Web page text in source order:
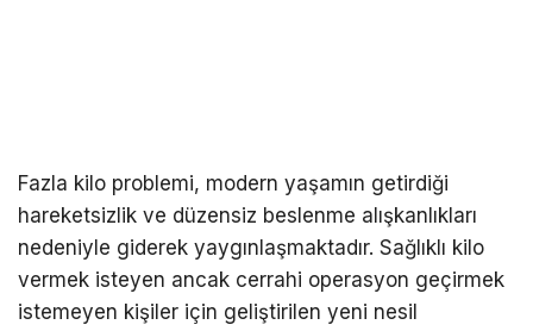
Fazla kilo problemi, modern yaşamın getirdiği
hareketsizlik ve düzensiz beslenme alışkanlıkları
nedeniyle giderek yaygınlaşmaktadır. Sağlıklı kilo
vermek isteyen ancak cerrahi operasyon geçirmek
istemeyen kişiler için geliştirilen yeni nesil